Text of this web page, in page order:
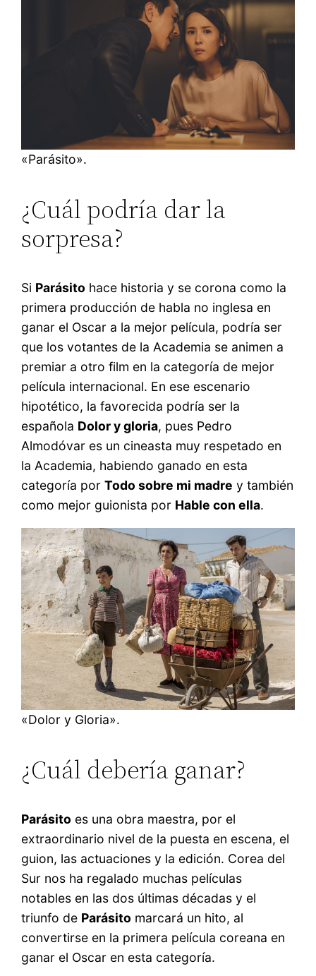
«Parásito».
¿Cuál podría dar la
sorpresa?
Si Parásito hace historia y se corona como la
primera producción de habla no inglesa en
ganar el Oscar a la mejor película, podría ser
que los votantes de la Academia se animen a
premiar a otro film en la categoría de mejor
película internacional. En ese escenario
hipotético, la favorecida podría ser la
española Dolor y gloria, pues Pedro
Almodóvar es un cineasta muy respetado en
la Academia, habiendo ganado en esta
categoría porTodo sobre mi madre y también
como mejor guionista por Hable con ella.
«Dolor y Gloria».
¿Cuál debería ganar?
Parásito es una obra maestra, por el
extraordinario nivel de la puesta en escena, el
guion, las actuaciones y la edición. Corea del
Sur nos ha regalado muchas películas
notables en las dos últimas décadas y el
triunfo de Parásito marcará un hito, al
convertirse en la primera película coreana en
ganar el Oscar en esta categoría.